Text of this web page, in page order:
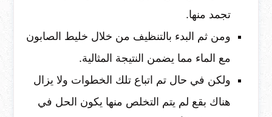
تجمد منها.
ومن ثم البدء بالتنظيف من خلال خليط الصابون
مع الماء مما يضمن النتيجة المثالية.
ولكن في حال تم اتباع تلك الخطوات ولا يزال
هناك بقع لم يتم التخلص منها يكون الحل في